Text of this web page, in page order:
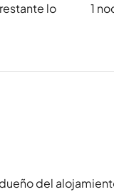
lo
1
del